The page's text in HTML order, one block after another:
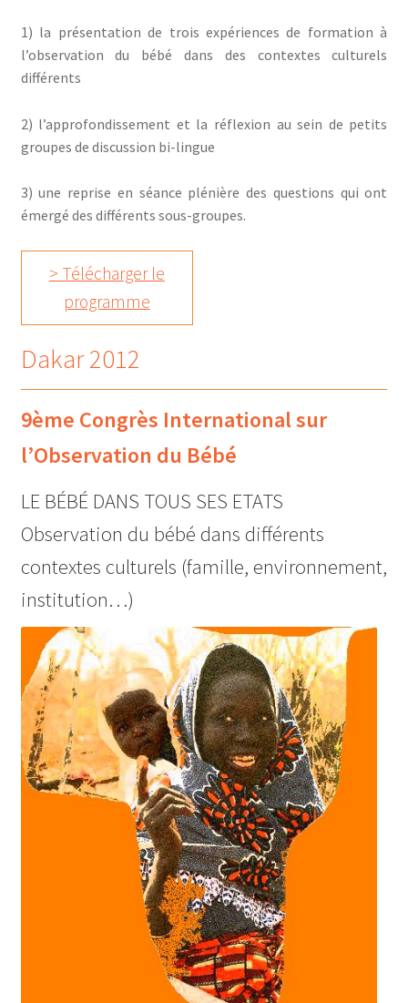
1) la présentation de trois expériences de formation à
l’observation du bébé dans des contextes culturels
différents
2) l’approfondissement et la réflexion au sein de petits
groupes de discussion bi-lingue
3) une reprise en séance plénière des questions qui ont
émergé des différents sous-groupes.
> Télécharger le
programme
Dakar 2012
9ème Congrès International sur
l’Observation du Bébé
LE BÉBÉ DANS TOUS SES ETATS
Observation du bébé dans différents
contextes culturels (famille, environnement,
institution…)